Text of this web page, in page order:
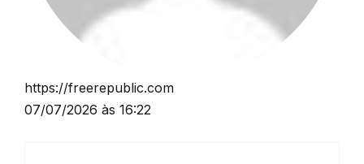
https://freerepublic.com
07/07/2026 às 16:22